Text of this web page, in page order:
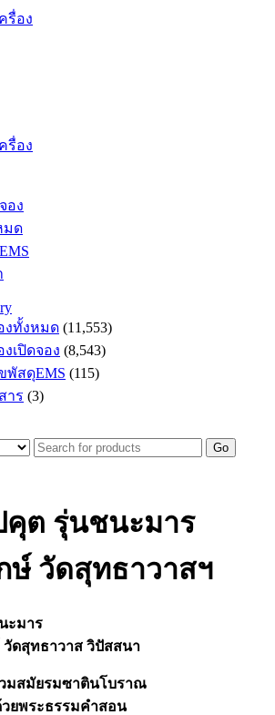
อง
มด
งทั้งหมด (11,553)
เปิดจอง (8,543)
พัสดุEMS (115)
าร (3)
Go
คุต รุ่นชนะมาร
ษ์ วัดสุทธาวาสฯ
ะมาร
ดสุทธาวาส วิปัสสนา
มสมัยรมซาตินโบราณ
ยพระธรรมคำสอน